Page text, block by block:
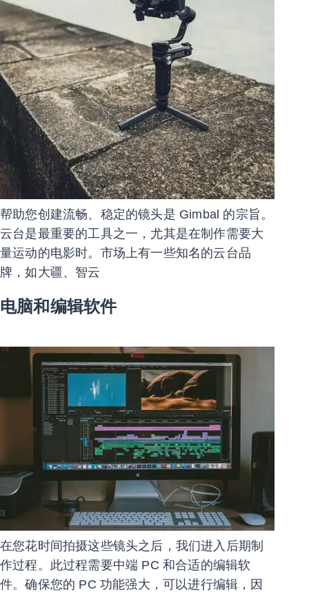
帮助您创建流畅、稳定的镜头是 Gimbal 的宗旨。
云台是最重要的工具之一，尤其是在制作需要大
量运动的电影时。市场上有一些知名的云台品
牌，如大疆、智云
电脑和编辑软件
在您花时间拍摄这些镜头之后，我们进入后期制
作过程。此过程需要中端 PC 和合适的编辑软
件。确保您的 PC 功能强大，可以进行编辑，因